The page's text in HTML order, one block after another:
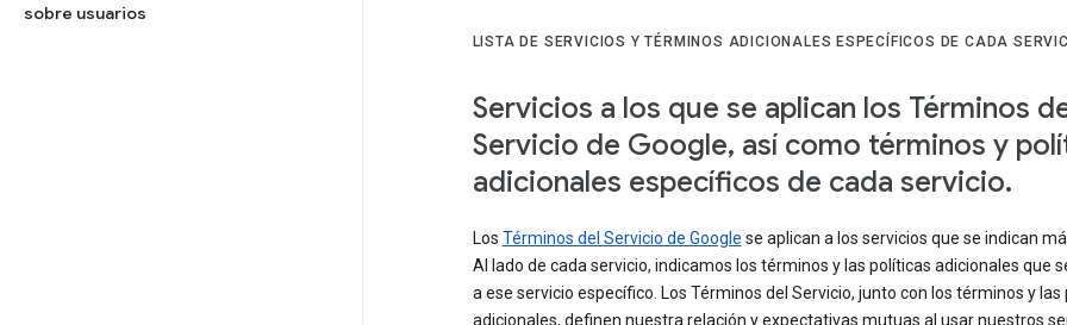
sobre usuarios
LISTA DE SERVICIOS Y TÉRMINOS ADICIONALES ESPECÍFICOS DE CADA
Servicios a los que se aplican los Términos
Servicio de Google, así como términos y
adicionales específicos de cada servicio.
Los Términos del Servicio de Google se aplican a los servicios que se indican
Al lado de cada servicio, indicamos los términos y las políticas adicionales que
a ese servicio específico. Los Términos del Servicio, junto con los términos y las
adicionales, definen nuestra relación y expectativas mutuas al usar nuestros